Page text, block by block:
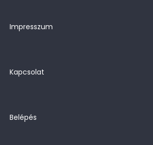
Impresszum
Kapcsolat
Belépés